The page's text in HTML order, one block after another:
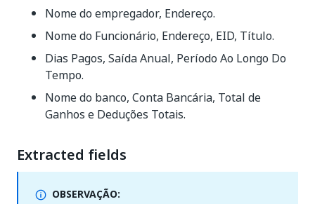
Nome do empregador, Endereço.
Nome do Funcionário, Endereço, EID, Título.
Dias Pagos, Saída Anual, Período Ao Longo Do
Tempo.
Nome do banco, Conta Bancária, Total de
Ganhos e Deduções Totais.
Extracted fields
OBSERVAÇÃO: